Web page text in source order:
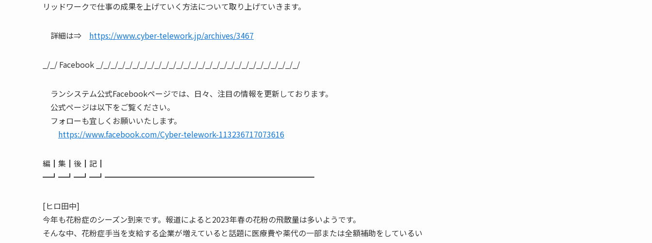
リッドワークで仕事の成果を上げていく方法について取り上げていきます。
詳細は⇒ https://www.cyber-telework.jp/archives/3467
_/_/ Facebook _/_/_/_/_/_/_/_/_/_/_/_/_/_/_/_/_/_/_/_/_/_/_/_/_/_/_/_/
ランシステム公式Facebookページでは、日々、注目の情報を更新しております。
公式ページは以下をご覧ください。
フォローも宜しくお願いいたします。
https://www.facebook.com/Cyber-telework-113236717073616
編┃集┃後┃記┃
━┛━┛━┛━┛━━━━━━━━━━━━━━━━━━━━━━━━━━━
[ヒロ田中]
今年も花粉症のシーズン到来です。報道によると2023年春の花粉の飛散量は多いようです。
そんな中、花粉症手当を支給する企業が増えていると話題に医療費や薬代の一部または全額補助をしているい